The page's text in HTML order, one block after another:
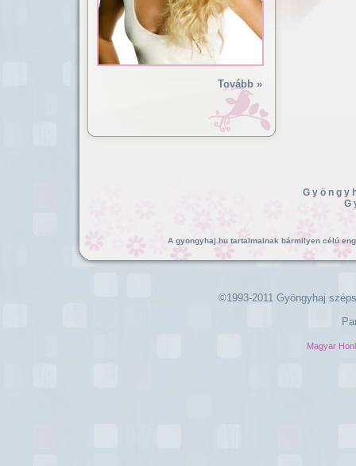
Tovább »
A gyongyhaj.hu tartalmainak bármilyen célú
©1993-2011 Gyöngyhaj
Magyar